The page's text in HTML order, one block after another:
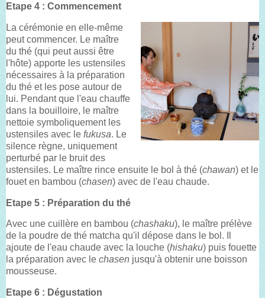
Etape 4 : Commencement
La cérémonie en elle-même
peut commencer. Le maître
du thé (qui peut aussi être
l'hôte) apporte les ustensiles
nécessaires à la préparation
du thé et les pose autour de
lui. Pendant que l'eau chauffe
dans la bouilloire, le maître
nettoie symboliquement les
ustensiles avec le fukusa. Le
silence règne, uniquement
perturbé par le bruit des
ustensiles. Le maître rince ensuite le bol à thé (chawan) et le
fouet en bambou (chasen) avec de l'eau chaude.
Etape 5 : Préparation du thé
Avec une cuillère en bambou (chashaku), le maître prélève
de la poudre de thé matcha qu'il dépose dans le bol. Il
ajoute de l'eau chaude avec la louche (hishaku) puis fouette
la préparation avec le chasen jusqu'à obtenir une boisson
mousseuse.
Etape 6 : Dégustation